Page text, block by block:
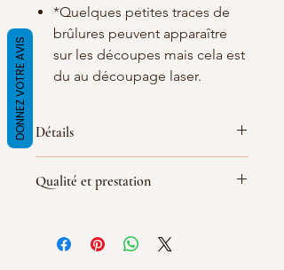
*Quelques petites traces de
brûlures peuvent apparaître
sur les découpes mais cela est
du au découpage laser.
Détails
1.5 d'épaisseur
peu varier)
Qualité et prestation
les découpes sont réalisé le jour de la
commande, le délai de livraison peut
DONNEZ VOTRE AVIS